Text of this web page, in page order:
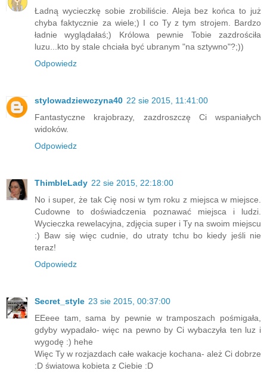
Ładną wycieczkę sobie zrobiliście. Aleja bez końca to już
chyba faktycznie za wiele;) I co Ty z tym strojem. Bardzo
ładnie wyglądałaś;) Królowa pewnie Tobie zazdrościła
luzu...kto by stale chciała być ubranym "na sztywno"?;))
Odpowiedz
stylowadziewczyna40 22 sie 2015, 11:41:00
Fantastyczne krajobrazy, zazdroszczę Ci wspaniałych
widoków.
Odpowiedz
ThimbleLady 22 sie 2015, 22:18:00
No i super, że tak Cię nosi w tym roku z miejsca w miejsce.
Cudowne to doświadczenia poznawać miejsca i ludzi.
Wycieczka rewelacyjna, zdjęcia super i Ty na swoim miejscu
:) Baw się więc cudnie, do utraty tchu bo kiedy jeśli nie
teraz!
Odpowiedz
Secret_style 23 sie 2015, 00:37:00
EEeee tam, sama by pewnie w tramposzach pośmigała,
gdyby wypadało- więc na pewno by Ci wybaczyła ten luz i
wygodę :) hehe
Więc Ty w rozjazdach całe wakacje kochana- ależ Ci dobrze
:D światowa kobieta z Ciebie :D